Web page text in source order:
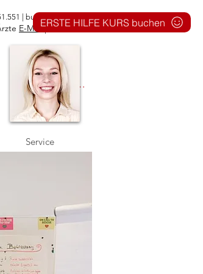
ERSTE HILFE KURS buchen
| buero@1aid.de
E-Mail| Telefon
Anmelden
Service